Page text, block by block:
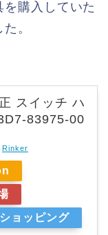
購入していた
。
スイッチ ハ
83975-00
Rinker
ョッピング